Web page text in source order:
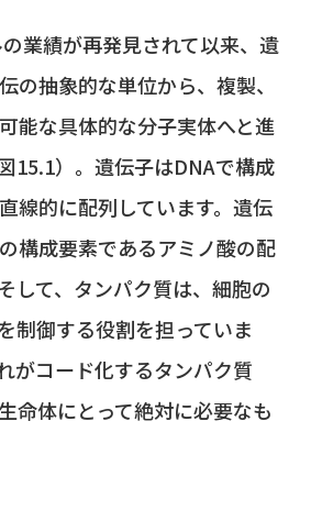
業績が再発見されて以来、遺
の抽象的な単位から、複製、
能な具体的な分子実体へと進
15.1）。遺伝子はDNAで構成
線的に配列しています。遺伝
構成要素であるアミノ酸の配
して、タンパク質は、細胞の
制御する役割を担っていま
がコード化するタンパク質
命体にとって絶対に必要なも